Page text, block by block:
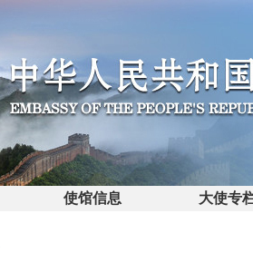
使馆信息 大使专